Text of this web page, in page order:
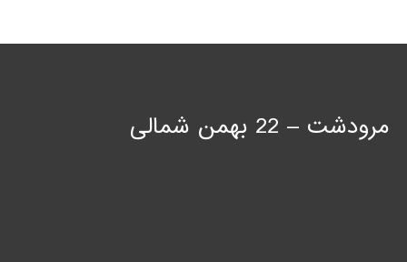
مرودشت – 22 بهمن شمالی